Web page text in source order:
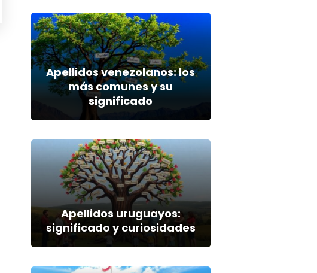
Apellidos venezolanos: los
más comunes y su
significado
Apellidos uruguayos:
significado y curiosidades